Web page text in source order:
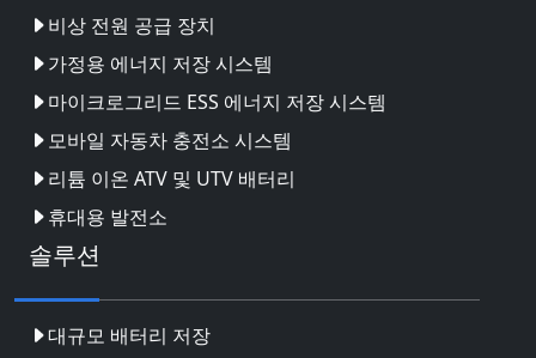
비상 전원 공급 장치
가정용 에너지 저장 시스템
마이크로그리드 ESS 에너지 저장 시스템
모바일 자동차 충전소 시스템
리튬 이온 ATV 및 UTV 배터리
휴대용 발전소
솔루션
대규모 배터리 저장